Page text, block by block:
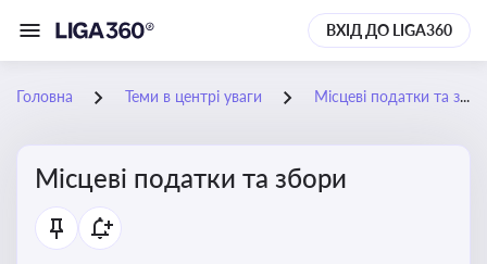
ВХІД ДО LIGA360
Головна Теми в центрі уваги Місцеві податки та збори
Місцеві податки та збори